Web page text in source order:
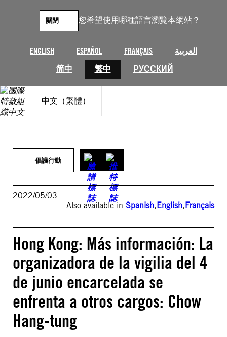
您希望使用哪種語言瀏覽本網站？
ENGLISH ESPAÑOL FRANÇAIS
العربية
简中
繁中 РУССКИЙ
關閉
中文（繁體）
倡議行動
2022/05/03
Also available in Spanish,English,Français
Hong Kong: Más información: La
organizadora de la vigilia del 4
de junio encarcelada se
enfrenta a otros cargos: Chow
Hang-tung